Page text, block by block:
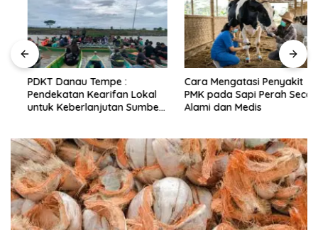
PDKT Danau Tempe :
Pendekatan Kearifan Lokal
untuk Keberlanjutan Sumber
Cara Mengatasi Penyakit
PMK pada Sapi Perah Secara
Alami dan Medis